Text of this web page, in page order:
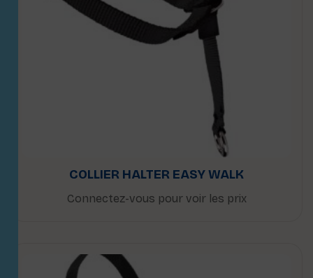
COLLIER HALTER EASY WALK
Connectez-vous pour voir les prix